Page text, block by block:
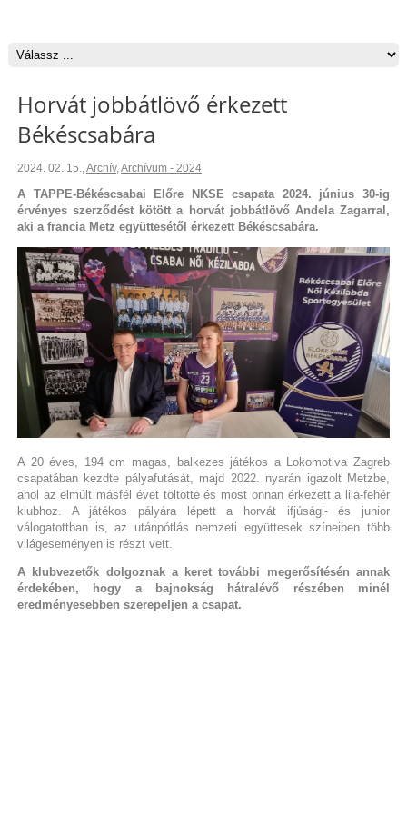
Horvát jobbátlövő érkezett
Békéscsabára
2024. 02. 15.,Archív,Archívum - 2024
A TAPPE-Békéscsabai Előre NKSE csapata 2024. június 30-ig
érvényes szerződést kötött a horvát jobbátlövő Andela Zagarral,
aki a francia Metz együttesétől érkezett Békéscsabára.
A 20 éves, 194 cm magas, balkezes játékos a Lokomotiva Zagreb
csapatában kezdte pályafutását, majd 2022. nyarán igazolt Metzbe,
ahol az elmúlt másfél évet töltötte és most onnan érkezett a lila-fehér
klubhoz. A játékos pályára lépett a horvát ifjúsági- és junior
válogatottban is, az utánpótlás nemzeti együttesek színeiben több
világeseményen is részt vett.
A klubvezetők dolgoznak a keret további megerősítésén annak
érdekében, hogy a bajnokság hátralévő részében minél
eredményesebben szerepeljen a csapat.